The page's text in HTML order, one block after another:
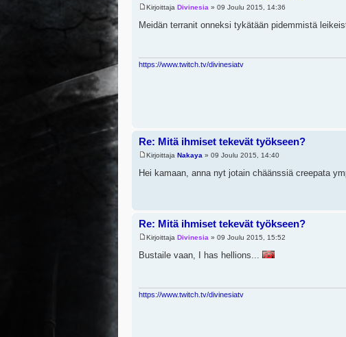
Kirjoittaja Divinesia » 09 Joulu 2015, 14:36
Meidän terranit onneksi tykätään pidemmistä
https://www.twitch.tv/divinesiatv
Re: Mitä ihmiset tekevät työkseen?
Kirjoittaja Nakaya » 09 Joulu 2015, 14:40
Hei kamaan, anna nyt jotain chäänssiä creepata
Re: Mitä ihmiset tekevät työkseen?
Kirjoittaja Divinesia » 09 Joulu 2015, 15:52
Bustaile vaan, I has hellions...
https://www.twitch.tv/divinesiatv